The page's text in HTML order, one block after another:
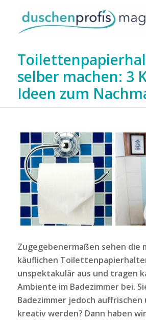
selber machen: 3
Ideen zum
Zugegebenermaßen sehen die
käuflichen
unspektakulär aus und tragen
Ambiente im Badezimmer bei.
Badezimmer jedoch auffrischen
kreativ werden? Dann haben